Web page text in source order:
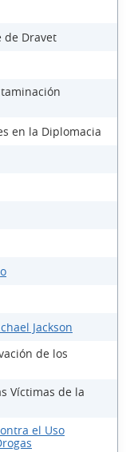
de Dravet
en la Diplomacia
Jackson
de los
Víctimas de la
el Uso